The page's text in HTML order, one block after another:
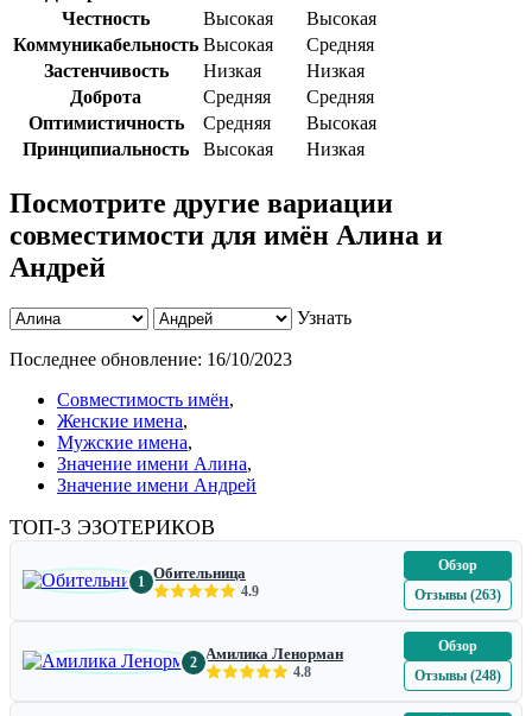
Честность
Высокая
Высокая
Коммуникабельность Высокая
Средняя
Застенчивость
Низкая
Низкая
Доброта
Средняя
Средняя
Оптимистичность
Средняя
Высокая
Принципиальность
Высокая Низкая
Посмотрите другие вариации
совместимости для имён Алина и
Андрей
Узнать
Последнее обновление: 16/10/2023
Совместимость имён,
Женские имена,
Мужские имена,
Значение имени Алина,
Значение имени Андрей
ТОП-3 ЭЗОТЕРИКОВ
1 Обительница
4.9
Обзор
Отзывы (263)
2 Амилика Ленорман
4.8
Обзор
Отзывы (248)